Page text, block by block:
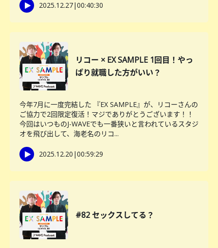
2025.12.27|00:40:30
リコー × EX SAMPLE 1回目！やっ
ぱり就職した方がいい？
今年7月に一度完結した 『EX SAMPLE』が、リコーさんの
ご協力で2回限定復活！マジでありがとうございます！！
今回はいつものJ-WAVEでも一番狭いと言われているスタジ
オを飛び出して、海老名のリコ...
2025.12.20 |00:59:29
#82 セックスしてる？